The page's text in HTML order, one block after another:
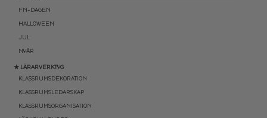
FN-DAGEN
HALLOWEEN
JUL
NYÅR
★ LÄRARVERKTYG
KLASSRUMSDEKORATION
KLASSRUMSLEDARSKAP
KLASSRUMSORGANISATION